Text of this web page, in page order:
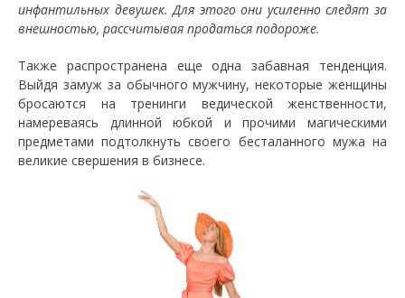
инфантильных девушек. Для этого они усиленно следят за
внешностью, рассчитывая продаться подороже.
Также распространена еще одна забавная тенденция.
Выйдя замуж за обычного мужчину, некоторые женщины
бросаются на тренинги ведической женственности,
намереваясь длинной юбкой и прочими магическими
предметами подтолкнуть своего бесталанного мужа на
великие свершения в бизнесе.